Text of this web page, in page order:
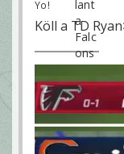
Yo!
Köll a TD